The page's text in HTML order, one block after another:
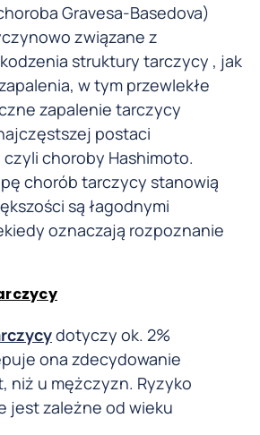
Gravesa-Basedova)
związane z
struktury tarczycy , jak
w tym przewlekłe
zapalenie tarczycy
postaci
choroby Hashimoto.
chorób tarczycy stanowią
są łagodnymi
oznaczają rozpoznanie
dotyczy ok. 2%
ona zdecydowanie
niż u mężczyzn. Ryzyko
jest zależne od wieku